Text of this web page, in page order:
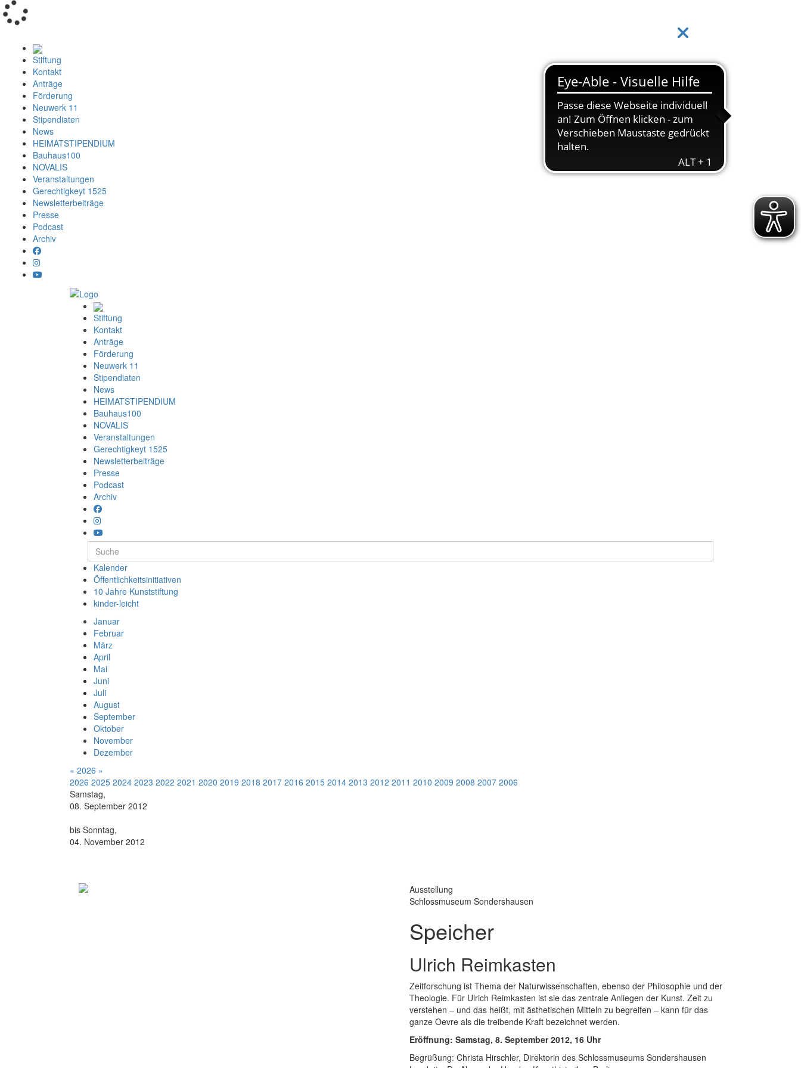
Stiftung
Kontakt
Anträge
Förderung
Neuwerk 11
Stipendiaten
News
HEIMATSTIPENDIUM
Bauhaus100
NOVALIS
Veranstaltungen
Gerechtigkeyt 1525
Newsletterbeiträge
Presse
Podcast
Archiv
Stiftung
Kontakt
Anträge
Förderung
Neuwerk 11
Stipendiaten
News
HEIMATSTIPENDIUM
Bauhaus100
NOVALIS
Veranstaltungen
Gerechtigkeyt 1525
Newsletterbeiträge
Presse
Podcast
Archiv
Kalender
Öffentlichkeitsinitiativen
10 Jahre Kunststiftung
kinder-leicht
Januar
Februar
März
April
Mai
Juni
Juli
August
September
Oktober
November
Dezember
« 2026 »
2026 2025 2024 2023 2022 2021 2020 2019 2018 2017 2016 2015 2014 2013 2012 2011 2010 2009 2008 2007 2006
Samstag,
08. September 2012
bis Sonntag,
04. November 2012
Ausstellung
Schlossmuseum Sondershausen
Speicher
Ulrich Reimkasten
Zeitforschung ist Thema der Naturwissenschaften, ebenso der Philosophie und der
Theologie. Für Ulrich Reimkasten ist sie das zentrale Anliegen der Kunst. Zeit zu
verstehen – und das heißt, mit ästhetischen Mitteln zu begreifen – kann für das
ganze Oevre als die treibende Kraft bezeichnet werden.
Eröffnung: Samstag, 8. September 2012, 16 Uhr
Begrüßung: Christa Hirschler, Direktorin des Schlossmuseums Sondershausen